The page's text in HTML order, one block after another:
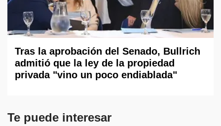
Tras la aprobación del Senado, Bullrich
admitió que la ley de la propiedad
privada "vino un poco endiablada"
Te puede interesar